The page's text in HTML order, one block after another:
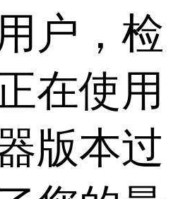
户，检
在使用
版本过